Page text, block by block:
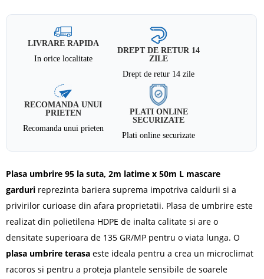
LIVRARE RAPIDA
In orice localitate
DREPT DE RETUR 14
ZILE
Drept de retur 14 zile
RECOMANDA UNUI
PRIETEN
Recomanda unui prieten
PLATI ONLINE
SECURIZATE
Plati online securizate
Plasa umbrire 95 la suta, 2m latime x 50m L mascare
garduri reprezinta bariera suprema impotriva caldurii si a
privirilor curioase din afara proprietatii. Plasa de umbrire este
realizat din polietilena HDPE de inalta calitate si are o
densitate superioara de 135 GR/MP pentru o viata lunga. O
plasa umbrire terasaeste ideala pentru a crea un microclimat
racoros si pentru a proteja plantele sensibile de soarele